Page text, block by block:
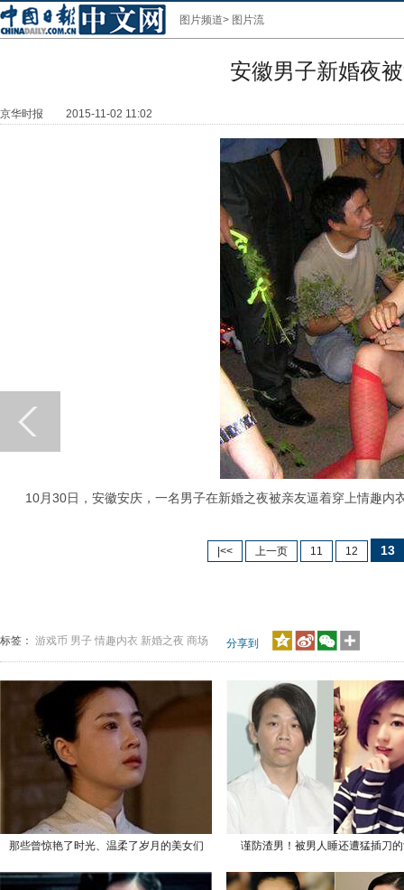
图片频道> 图片流
安徽男子新婚夜
京华时报 2015-11-02 11:02
10月30日，安徽安庆，一名男子在新婚之夜被亲友逼着穿上情趣内
|<< 上一页 11 12 13
标签： 游戏币 男子 情趣内衣 新婚之夜 商场 分享到
那些曾惊艳了时光、温柔了岁月的美女们 谨防渣男！被男人睡还遭猛插刀